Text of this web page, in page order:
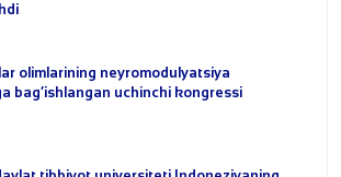
olimlarining neyromodulyatsiya
bag‘ishlangan uchinchi kongressi